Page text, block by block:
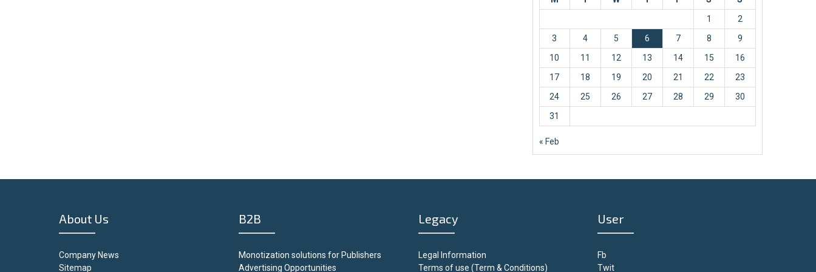
1
2
3
4 5 6 7 8
9
10
11 12 13 14 15
16
17
18 19 20 21 22
23
24
25 26 27 28 29
30
31
« Feb
About Us
Company News
Sitemap
B2B
Monotization solutions for Publishers
Advertising Opportunities
Legacy
Legal Information
Terms of use (Term & Conditions)
User
Fb
Twit